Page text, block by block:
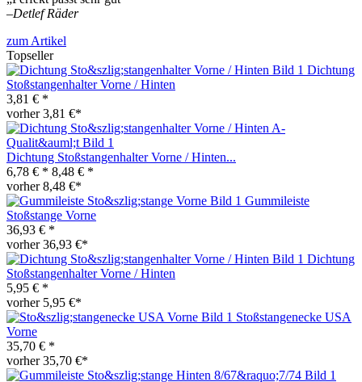
–Detlef Räder
zum Artikel
Topseller
Dichtung
Stoßstangenhalter Vorne / Hinten
3,81 € *
vorher 3,81 €*
Dichtung Stoßstangenhalter Vorne / Hinten...
6,78 € * 8,48 € *
vorher 8,48 €*
Gummileiste
Stoßstange Vorne
36,93 € *
vorher 36,93 €*
Dichtung
Stoßstangenhalter Vorne / Hinten
5,95 € *
vorher 5,95 €*
Stoßstangenecke USA
Vorne
35,70 € *
vorher 35,70 €*